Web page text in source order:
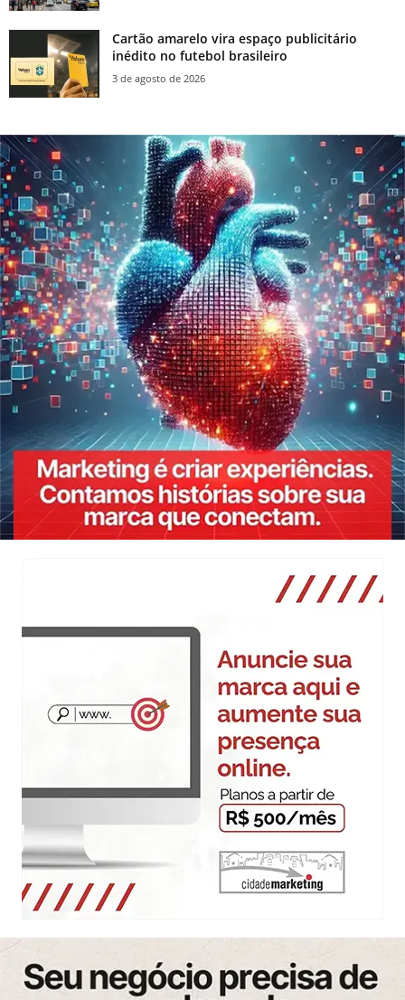
Cartão amarelo vira espaço publicitário
inédito no futebol brasileiro
3 de agosto de 2026